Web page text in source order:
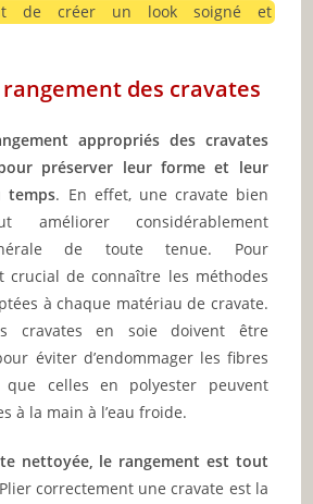
de créer un look soigné et
des cravates
appropriés des cravates
préserver leur forme et leur
temps. En effet, une cravate bien
améliorer considérablement
de toute tenue. Pour
crucial de connaître les méthodes
à chaque matériau de cravate.
cravates en soie doivent être
éviter d’endommager les fibres
que celles en polyester peuvent
à la main à l’eau froide.
nettoyée, le rangement est tout
Plier correctement une cravate est la